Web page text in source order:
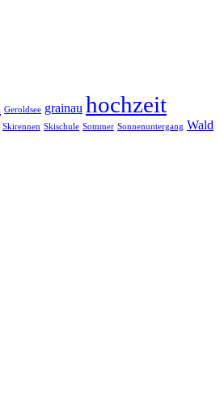
Geroldsee grainau hochzeit
Skirennen Skischule Sommer Sonnenuntergang Wald